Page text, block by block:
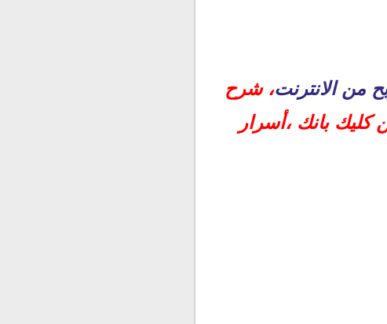
من الانترنت، شرح
كليك بانك ،أسرار